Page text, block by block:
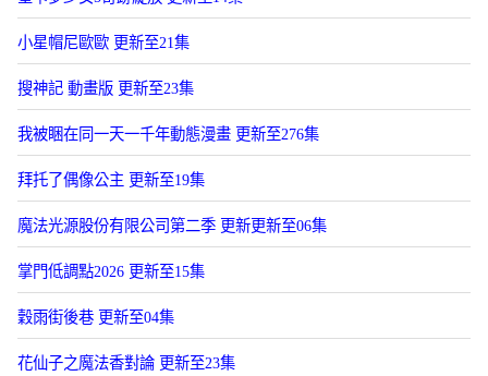
小星帽尼歐歐 更新至21集
搜神記 動畫版 更新至23集
我被睏在同一天一千年動態漫畫 更新至276集
拜托了偶像公主 更新至19集
魔法光源股份有限公司第二季 更新更新至06集
掌門低調點2026 更新至15集
穀雨街後巷 更新至04集
花仙子之魔法香對論 更新至23集